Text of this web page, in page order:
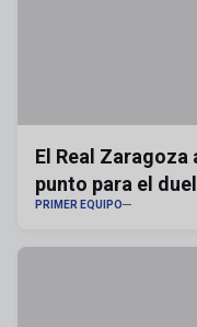
El Real Zaragoza
punto para el
PRIMER EQUIPO